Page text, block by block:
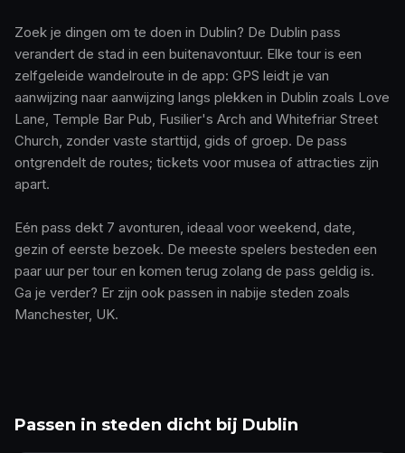
Zoek je dingen om te doen in Dublin? De Dublin pass
verandert de stad in een buitenavontuur. Elke tour is een
zelfgeleide wandelroute in de app: GPS leidt je van
aanwijzing naar aanwijzing langs plekken in Dublin zoals Love
Lane, Temple Bar Pub, Fusilier's Arch and Whitefriar Street
Church, zonder vaste starttijd, gids of groep. De pass
ontgrendelt de routes; tickets voor musea of attracties zijn
apart.
Eén pass dekt 7 avonturen, ideaal voor weekend, date,
gezin of eerste bezoek. De meeste spelers besteden een
paar uur per tour en komen terug zolang de pass geldig is.
Ga je verder? Er zijn ook passen in nabije steden zoals
Manchester, UK.
Passen in steden dicht bij Dublin